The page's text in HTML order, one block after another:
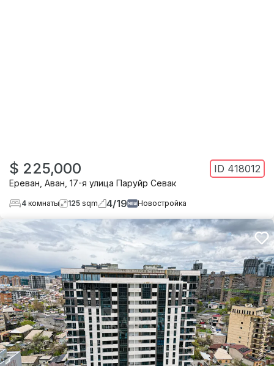
$ 225,000 ID 418012
Ереван Аван 17-я улица Паруйр Севак
4 комнаты 125 sqm 4/19 Новостройка